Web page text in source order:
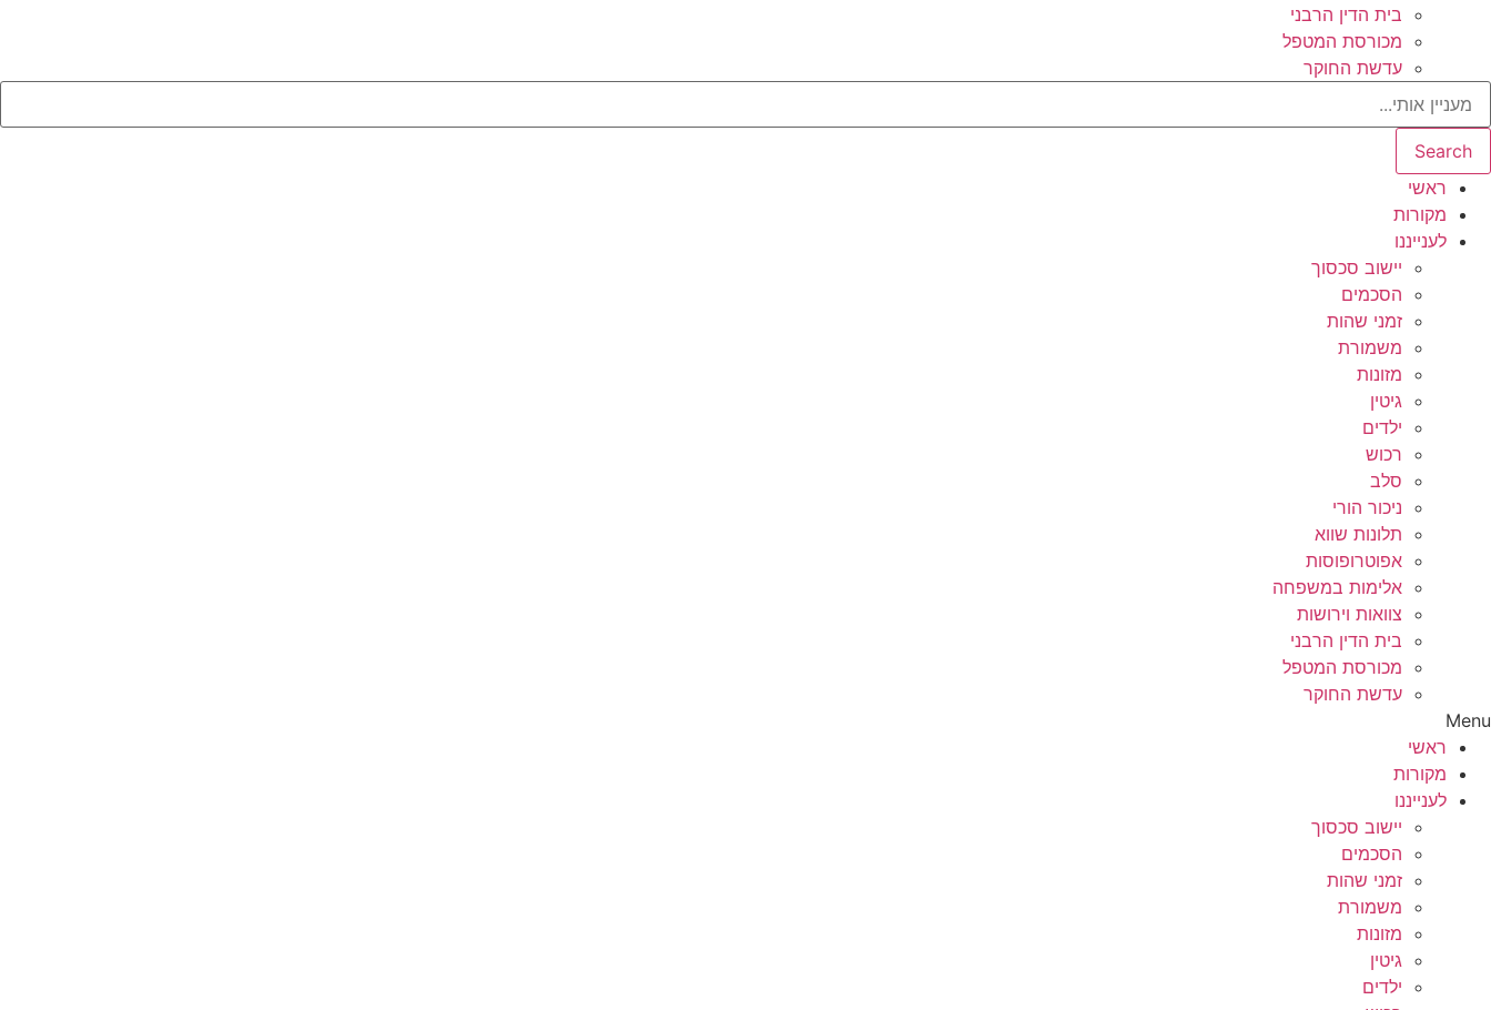
בית הדין הרבני
מכורסת המטפל
עדשת החוקר
Search
ראשי
מקורות
לענייננו
יישוב סכסוך
הסכמים
זמני שהות
משמורת
מזונות
גיטין
ילדים
רכוש
סלב
ניכור הורי
תלונות שווא
אפוטרופוסות
אלימות במשפחה
צוואות וירושות
בית הדין הרבני
מכורסת המטפל
עדשת החוקר
Menu
ראשי
מקורות
לענייננו
יישוב סכסוך
הסכמים
זמני שהות
משמורת
מזונות
גיטין
ילדים